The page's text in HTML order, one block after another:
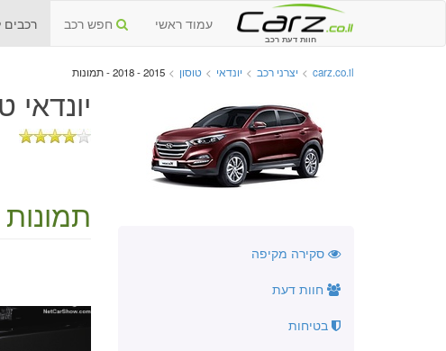
חוות דעת רכב
עמוד ראשי חפש רכב רכבים
carz.co.il
> יצרני רכב > יונדאי > טוסון > 2015 - 2018 - תמונות
יונדאי
סקירה מקיפה
חוות דעת
בטיחות
תמונות